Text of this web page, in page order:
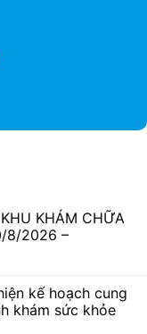
KHÁM CHỮA
8/2026 –
kế hoạch cung
khám sức khỏe